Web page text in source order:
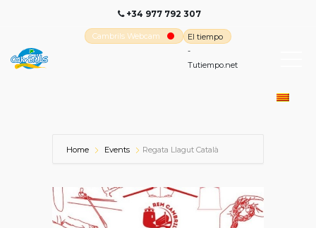
+34 977 792 307
Cambrils Webcam
El tiempo
-
Tutiempo.net
Home Events Regata Llagut Català